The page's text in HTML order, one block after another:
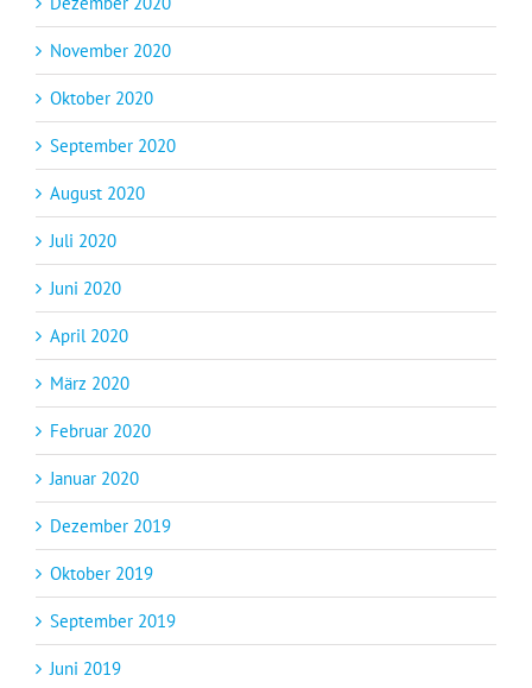
November 2020
Oktober 2020
September 2020
August 2020
Juli 2020
Juni 2020
April 2020
März 2020
Februar 2020
Januar 2020
Dezember 2019
Oktober 2019
September 2019
Juni 2019